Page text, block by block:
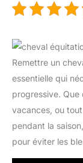
Remettre un
essentielle qui
progressive. Que
vacances, ou
pendant la
pour éviter les